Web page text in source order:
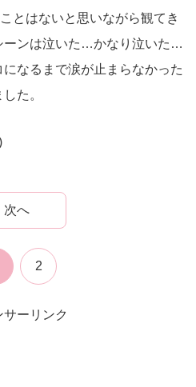
とはないと思いながら観てき
ーンは泣いた…かなり泣いた…
になるまで涙が止まらなかった
た。
次へ
2
サーリンク